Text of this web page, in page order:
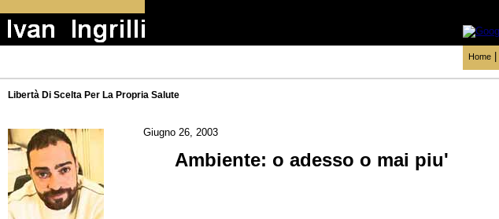
Home
Libertà Di Scelta Per La Propria Salute
Giugno 26, 2003
Ambiente: o adesso o mai piu'